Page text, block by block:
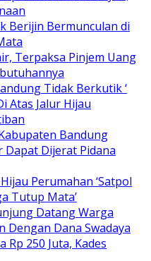
Berijin Bermunculan di
Terpaksa Pinjem Uang
Tidak Berkutik ‘
Atas Jalur Hijau
Bandung
Dapat Dijerat Pidana
Perumahan ‘Satpol
Tutup Mata’
Datang Warga
Dengan Dana Swadaya
Rp 250 Juta, Kades